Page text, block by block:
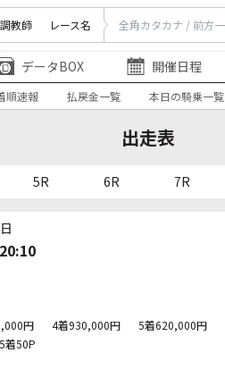
調教師 レース名
データBOX 開催日程
順速報 払戻金一覧 本日の騎乗一覧
出走表
5R 6R 7R
20:10
円 4着930,000円
5着620,000円
5着50P